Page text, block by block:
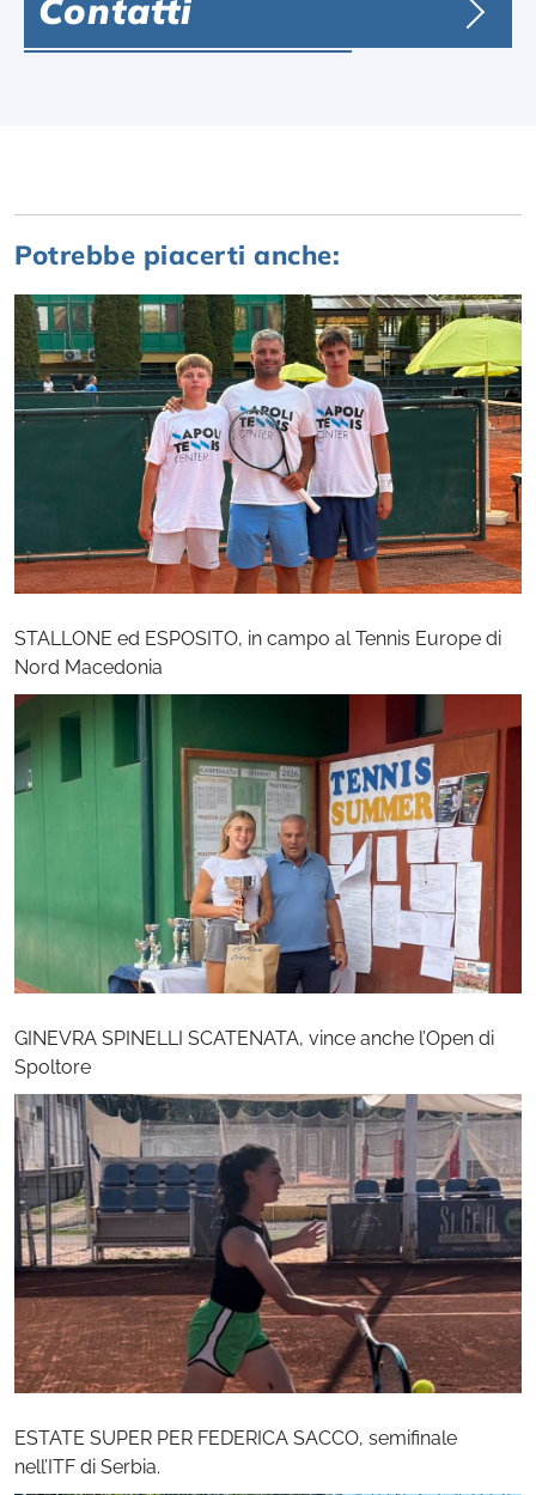
Contatti
Potrebbe piacerti anche:
STALLONE ed ESPOSITO, in campo al Tennis Europe di
Nord Macedonia
GINEVRA SPINELLI SCATENATA, vince anche l’Open di
Spoltore
ESTATE SUPER PER FEDERICA SACCO, semifinale
nell’ITF di Serbia.